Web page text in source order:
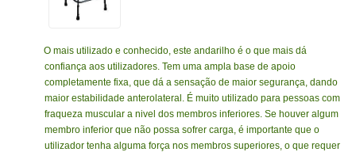
O mais utilizado e conhecido, este andarilho é o que mais dá
confiança aos utilizadores. Tem uma ampla base de apoio
completamente fixa, que dá a sensação de maior segurança, dando
maior estabilidade anterolateral. É muito utilizado para pessoas com
fraqueza muscular a nivel dos membros inferiores. Se houver algum
membro inferior que não possa sofrer carga, é importante que o
utilizador tenha alguma força nos membros superiores, o que requer